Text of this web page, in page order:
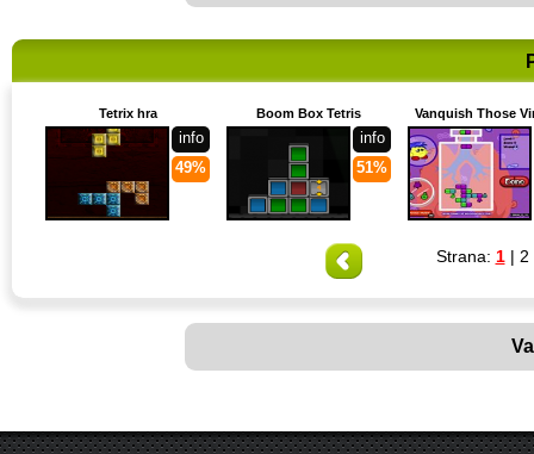
Tetrix hra
info
49%
Boom Box Tetris
info
51%
Vanquish Those
Strana: 1| 2